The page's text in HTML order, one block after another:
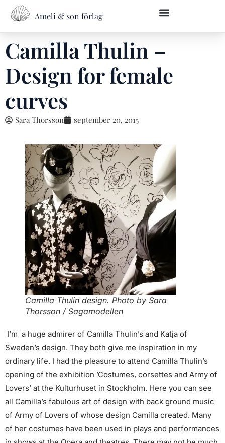
Ameli & son förlag
Camilla Thulin –
Design for female
curves
Sara Thorsson september 20, 2015
Camilla Thulin design. Photo by Sara
Thorsson / Sagamodellen
I’m a huge admirer of Camilla Thulin’s and Katja of
Sweden’s design. They both give me inspiration in my
ordinary life. I had the pleasure to attend Camilla Thulin’s
opening of the exhibition ’Costumes, corsettes and Army of
Lovers’ at the Kulturhuset in Stockholm. Here you can see
all Camilla’s fabulous art of design with back ground music
of Army of Lovers of whose design Camilla created. Many
of her costumes have been used in plays and performances